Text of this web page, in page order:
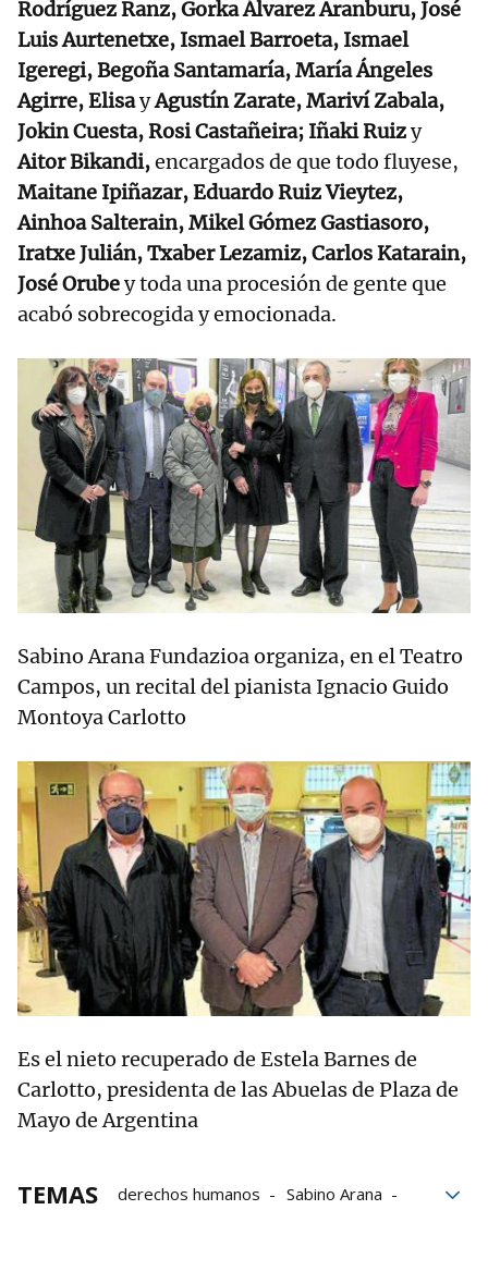
Rodríguez Ranz, Gorka Álvarez Aranburu, José
Luis Aurtenetxe, Ismael Barroeta, Ismael
Igeregi, Begoña Santamaría, María Ángeles
Agirre, ElisayAgustín Zarate, Mariví Zabala,
Jokin Cuesta, Rosi Castañeira; Iñaki Ruizy
Aitor Bikandi,encargados de que todo fluyese,
Maitane Ipiñazar, Eduardo Ruiz Vieytez,
Ainhoa Salterain, Mikel Gómez Gastiasoro,
Iratxe Julián, Txaber Lezamiz, Carlos Katarain,
José Orubey toda una procesión de gente que
acabó sobrecogida y emocionada.
Sabino Arana Fundazioa organiza, en el Teatro
Campos, un recital del pianista Ignacio Guido
Montoya Carlotto
Es el nieto recuperado de Estela Barnes de
Carlotto, presidenta de las Abuelas de Plaza de
Mayo de Argentina
TEMAS derechos humanos
Sabino Arana